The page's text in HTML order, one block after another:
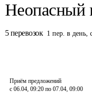
Неопасный
5 перевозок 1 пер. в день,
Приём предложений
с 06.04, 09:20 по 07.04, 09:00